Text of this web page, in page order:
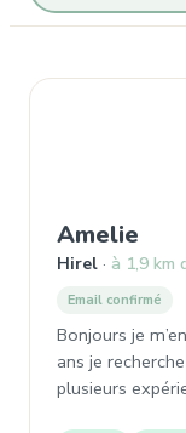
Amelie
Hirel à 1,9 km
Email confirmé
Bonjours je
ans je
plusieurs